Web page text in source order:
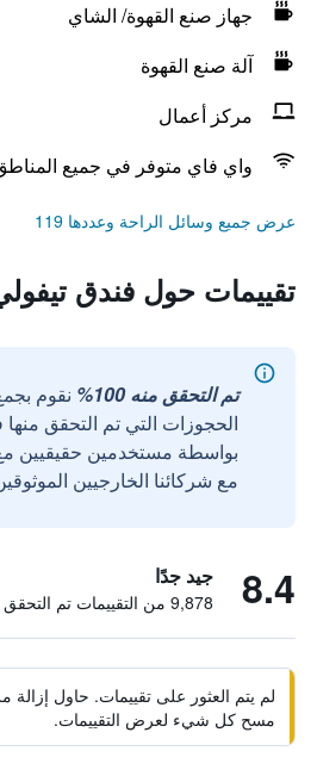
جهاز صنع القهوة/ الشاي
آلة صنع القهوة
مركز أعمال
واي فاي متوفر في جميع
عرض جميع وسائل الراحة وعددها 119
تقييمات حول فندق
تم التحقق منه 100%
نقوم
الحجوزات التي تم التحقق
مع شركائنا الخارجيين
8.4 جيد جدًا
9,878 من التقييمات تم التحقق منها
لم يتم العثور على تقييمات. حاول إزالة
مسح كل شيء لعرض التقييمات.